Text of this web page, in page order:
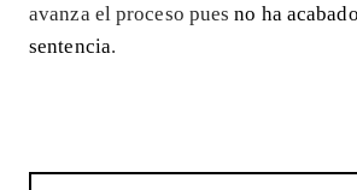
avanza el proceso puesno ha
sentencia.